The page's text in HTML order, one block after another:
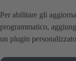
Per abilitare gli
programmatico,
un plugin